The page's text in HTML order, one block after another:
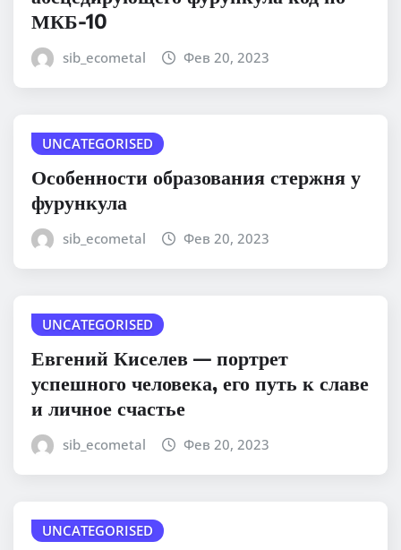
МКБ-10
sib_ecometal Фев 20, 2023
UNCATEGORISED
Особенности образования стержня у
фурункула
sib_ecometal Фев 20, 2023
UNCATEGORISED
Евгений Киселев — портрет
успешного человека, его путь к славе
и личное счастье
sib_ecometal Фев 20, 2023
UNCATEGORISED